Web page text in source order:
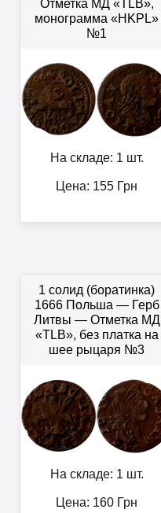
Отметка МД «TLB»,
монограмма «HKPL»
№1
На складе: 1 шт.
Цена: 155 Грн
1 солид (боратинка)
1666 Польша — Герб
Литвы — Отметка МД
«TLB», без платка на
шее рыцаря №3
На складе: 1 шт.
Цена: 160 Грн